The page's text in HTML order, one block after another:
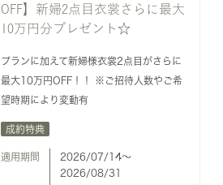
OFF】新婦2点目衣裳さらに最大
10万円分プレゼント☆
プランに加えて新婦様衣裳2点目がさらに
最大10万円OFF！！ ※ご招待人数やご希
望時期により変動有
成約特典
適用期間
2026/07/14〜
2026/08/31